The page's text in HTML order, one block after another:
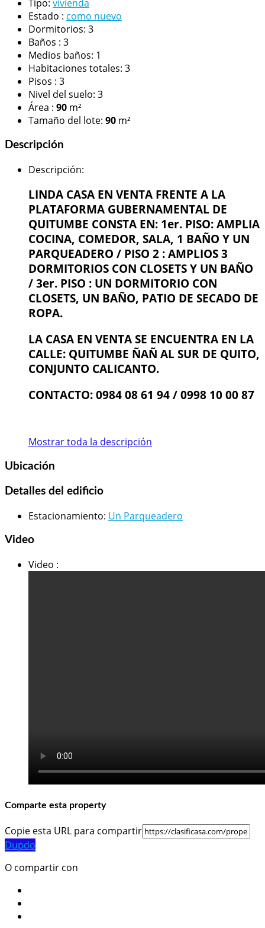
Tipo: vivienda
Estado : como nuevo
Dormitorios: 3
Baños : 3
Medios baños: 1
Habitaciones totales: 3
Pisos : 3
Nivel del suelo: 3
Área : 90 m²
Tamaño del lote: 90 m²
Descripción
Descripción:
LINDA CASA EN VENTA FRENTE A LA
PLATAFORMA GUBERNAMENTAL DE
QUITUMBE CONSTA EN: 1er. PISO: AMPLIA
COCINA, COMEDOR, SALA, 1 BAÑO Y UN
PARQUEADERO / PISO 2 : AMPLIOS 3
DORMITORIOS CON CLOSETS Y UN BAÑO
/ 3er. PISO : UN DORMITORIO CON
CLOSETS, UN BAÑO, PATIO DE SECADO DE
ROPA.
LA CASA EN VENTA SE ENCUENTRA EN LA
CALLE: QUITUMBE ÑAÑ AL SUR DE QUITO,
CONJUNTO CALICANTO.
CONTACTO: 0984 08 61 94 / 0998 10 00 87
Mostrar toda la descripción
Ubicación
Detalles del edificio
Estacionamiento: Un Parqueadero
Video
Video :
Comparte esta property
Copie esta URL para compartir
Dupdo
O compartir con